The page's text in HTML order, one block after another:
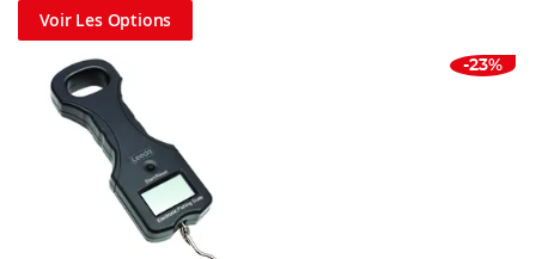
Voir Les Options
-23%